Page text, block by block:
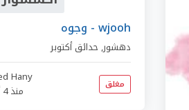
وجوه - wjooh
دهشور, حدائق أكتوبر
Hany
منذ 4 أشهر
مغلق